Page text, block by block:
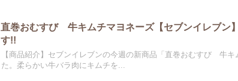
直巻おむすび 牛キムチマヨネーズ【セブンイレブン
す!!
【商品紹介】セブンイレブンの今週の新商品「直巻おむすび 牛キ
た。柔らかい牛バラ肉にキムチを...